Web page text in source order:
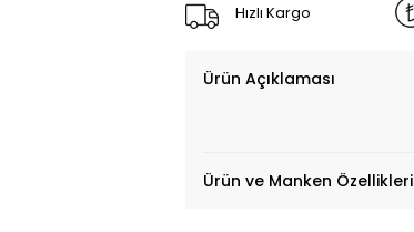
Hızlı Kargo
Ürün Açıklaması
Ürün ve Manken Özellikleri